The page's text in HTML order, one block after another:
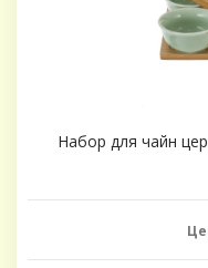
Набор для чайн